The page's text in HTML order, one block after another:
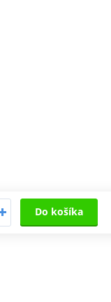
Do košíka